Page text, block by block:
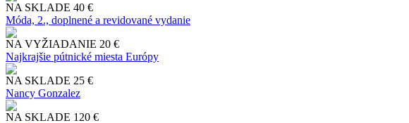
NA SKLADE 40 €
Móda, 2., doplnené a revidované vydanie
NA VYŽIADANIE 20 €
Najkrajšie pútnické miesta Európy
NA SKLADE 25 €
Nancy Gonzalez
NA SKLADE 120 €